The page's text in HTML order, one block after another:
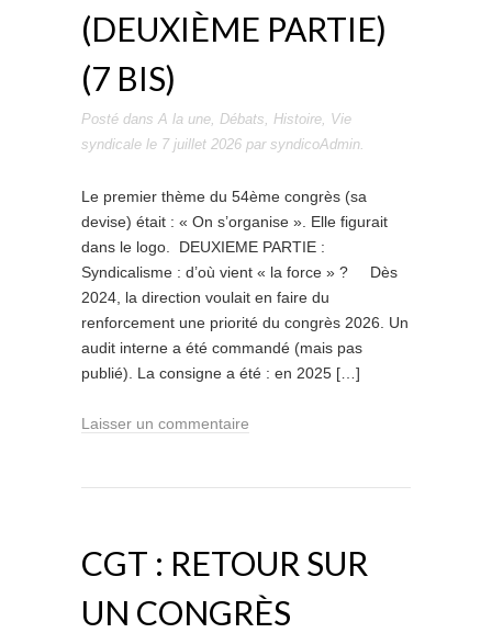
(DEUXIÈME PARTIE)
(7 BIS)
Posté dans A la une, Débats, Histoire, Vie
syndicale le 7 juillet 2026 par syndicoAdmin.
Le premier thème du 54ème congrès (sa
devise) était : « On s’organise ». Elle figurait
dans le logo. DEUXIEME PARTIE :
Syndicalisme : d’où vient « la force » ? Dès
2024, la direction voulait en faire du
renforcement une priorité du congrès 2026. Un
audit interne a été commandé (mais pas
publié). La consigne a été : en 2025 […]
Laisser un commentaire
CGT : RETOUR SUR
UN CONGRÈS